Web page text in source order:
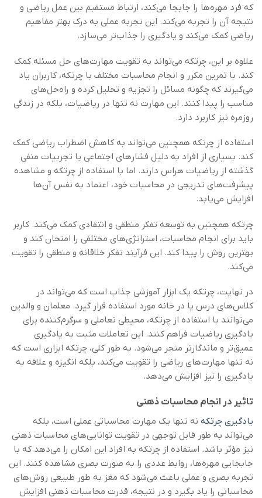
که فرد مهره‌ها را جابجا می‌کند، ارتباط مستقیم بین عمل ریاضی و
نتیجه آن را تجربه می‌کند. این تجربه عملی به درک بهتر مفاهیم
ریاضی کمک می‌کند و یادگیری را جذاب‌تر می‌سازد.
علاوه بر این، چرتکه می‌تواند به تقویت مهارت‌های حل مسئله کمک
کند. با تمرین مکرر و انجام محاسبات مختلف با چرتکه، کاربران یاد
می‌گیرند که چگونه مسائل را تجزیه و تحلیل کرده و راه‌حل‌های
مناسب را پیدا کنند. این مهارت نه تنها در ریاضیات، بلکه در زندگی
روزمره نیز کاربرد دارد.
استفاده از چرتکه همچنین می‌تواند به کاهش اضطراب ریاضی کمک
کند. بسیاری از افراد به دلیل فشارهای اجتماعی یا تجربیات منفی
گذشته از ریاضیات هراس دارند. اما با استفاده از چرتکه و مشاهده
پیشرفت‌های تدریجی در محاسبات خود، اعتماد به نفس آن‌ها
افزایش می‌یابد.
چرتکه همچنین به توسعه تفکر منطقی و انتقادی کمک می‌کند. کاربر
باید برای انجام محاسبات، استراتژی‌های مختلفی را امتحان کند و
بهترین روش را پیدا کند. این فرآیند تفکر خلاقانه و منطقی را تقویت
می‌کند.
در نهایت، چرتکه یک ابزار آموزشی جذاب است که می‌تواند در
کلاس‌های درس یا در خانه مورد استفاده قرار گیرد. معلمان و والدین
می‌توانند با استفاده از چرتکه، محیطی تعاملی و سرگرم‌کننده برای
یادگیری ریاضیات فراهم کنند. این تعاملات مثبت به یادگیری
عمیق‌تر و ماندگارتر منجر می‌شود. به طور کلی، چرتکه ابزاری است که
نه تنها مهارت‌های ریاضی را تقویت می‌کند، بلکه انگیزه و علاقه به
یادگیری را نیز افزایش می‌دهد.
تاثیر در انجام محاسبات ذهنی
یادگیری چرتکه نه تنها یک مهارت محاسباتی عملی است، بلکه
می‌تواند به طور قابل توجهی در تقویت توانایی‌های محاسبات ذهنی
نیز مؤثر باشد. استفاده از چرتکه به افراد این امکان را می‌دهد که با
جابجایی مهره‌ها، روابط عددی را به صورت بصری مشاهده کنند. این
تجربه بصری و عملی باعث می‌شود که مغز به طور طبیعی روش‌های
محاسباتی را یاد بگیرد و در نتیجه، قدرت محاسبات ذهنی افزایش